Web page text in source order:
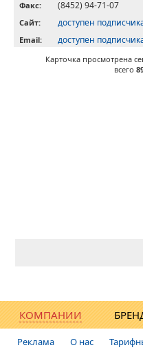
Факс: (8452) 94-71-07
Cайт: доступен
Email: доступен
Карточка просмотрена
всего
КОМПАНИИ
Реклама О нас